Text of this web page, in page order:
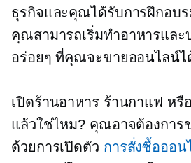
ธุรกิจและคุณได้รับการฝึกอบ
คุณสามารถเริ่มทำอาหารแล
อร่อยๆ ที่คุณจะขายออนไลน์ไ
เปิดร้านอาหาร ร้านกาแฟ หรื
แล้วใช่ไหม? คุณอาจต้องการ
ด้วยการเปิดตัว การสั่งซื้อออน